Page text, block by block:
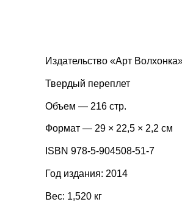
Издательство «Арт
Твердый переплет
Объем — 216 стр.
Формат — 29 × 22,5 × 2,2 см
ISBN 978-5-904508-51-7
Год издания: 2014
Вес: 1,520 кг